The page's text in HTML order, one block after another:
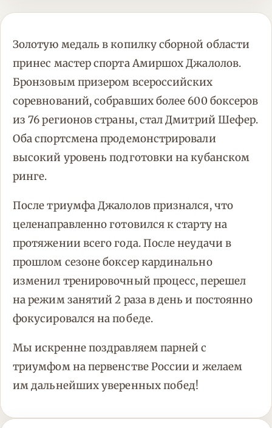
Золотую медаль в копилку сборной области
принес мастер спорта Амиршох Джалолов.
Бронзовым призером всероссийских
соревнований, собравших более 600 боксеров
из 76 регионов страны, стал Дмитрий Шефер.
Оба спортсмена продемонстрировали
высокий уровень подготовки на кубанском
ринге.
После триумфа Джалолов признался, что
целенаправленно готовился к старту на
протяжении всего года. После неудачи в
прошлом сезоне боксер кардинально
изменил тренировочный процесс, перешел
на режим занятий 2 раза в день и постоянно
фокусировался на победе.
Мы искренне поздравляем парней с
триумфом на первенстве России и желаем
им дальнейших уверенных побед!